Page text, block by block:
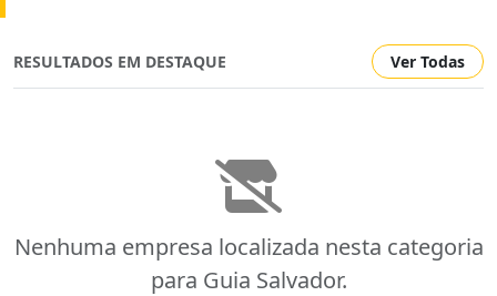
RESULTADOS EM DESTAQUE Ver Todas
Nenhuma empresa localizada nesta categoria
para Guia Salvador.